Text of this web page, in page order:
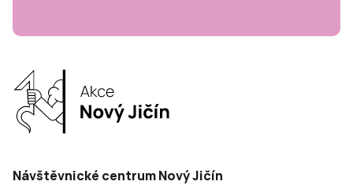
Návštěvnické centrum Nový Jičín